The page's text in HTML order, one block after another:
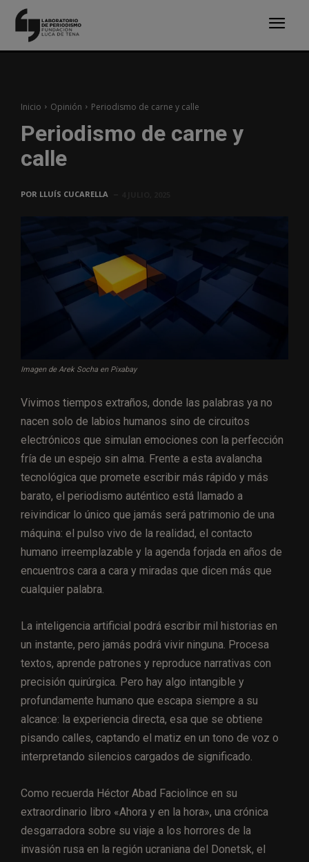
Inicio Opinión Periodismo de carne y calle
Periodismo de carne y
calle
POR LLUÍS CUCARELLA
Imagen de Arek Socha en Pixabay
Vivimos tiempos extraños, donde las palabras ya no
nacen solo de labios humanos sino de circuitos
electrónicos que simulan emociones con la perfección
fría de un espejo sin alma. Frente a esta avalancha
tecnológica que promete escribir más rápido y más
barato, el periodismo auténtico está llamado a
reivindicar lo único que jamás será patrimonio de una
máquina: el pulso vivo de la realidad, el contacto
humano irreemplazable y la agenda forjada en años de
encuentros cara a cara y miradas que dicen más que
cualquier palabra.
La inteligencia artificial podrá escribir mil historias en
un instante, pero jamás podrá vivir ninguna. Procesa
textos, aprende patrones y reproduce narrativas con
precisión quirúrgica. Pero hay algo intangible y
profundamente humano que escapa siempre a su
alcance: la experiencia directa, esa que se obtiene
pisando calles, captando el matiz en un tono de voz o
interpretando silencios cargados de significado.
Como recuerda Héctor Abad Faciolince en su
extraordinario libro «Ahora y en la hora», una crónica
desgarradora sobre su viaje a los horrores de la
invasión rusa en la región ucraniana del Donetsk, el